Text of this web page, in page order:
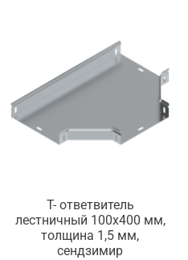
Т- ответвитель
лестничный 100х400 мм,
толщина 1,5 мм,
сендзимир